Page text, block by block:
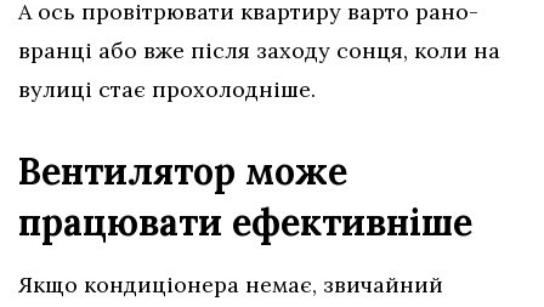
А ось провітрювати квартиру варто рано-
вранці або вже після заходу сонця, коли на
вулиці стає прохолодніше.
Вентилятор може
працювати ефективніше
Якщо кондиціонера немає, звичайний